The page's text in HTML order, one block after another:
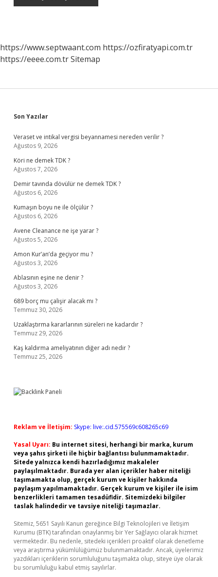
https://www.septwaant.com https://ozfiratyapi.com.tr
https://eeee.com.trSitemap
Sidebar
Son Yazılar
Veraset ve intikal vergisi beyannamesi nereden verilir ?
Ağustos 9, 2026
Köri ne demek TDK ?
Ağustos 7, 2026
Demir tavında dövülür ne demek TDK ?
Ağustos 6, 2026
Kumaşın boyu ne ile ölçülür ?
Ağustos 6, 2026
Avene Cleanance ne işe yarar ?
Ağustos 5, 2026
Amon Kur’an’da geçiyor mu ?
Ağustos 3, 2026
Ablasının eşine ne denir ?
Ağustos 3, 2026
689 borç mu çalişir alacak mı ?
Temmuz 30, 2026
Uzaklaştırma kararlarının süreleri ne kadardır ?
Temmuz 29, 2026
Kaş kaldırma ameliyatının diğer adı nedir ?
Temmuz 25, 2026
Reklam ve İletişim: Skype: live:.cid.575569c608265c69
Yasal Uyarı: Bu internet sitesi, herhangi bir marka, kurum
veya şahıs şirketi ile hiçbir bağlantısı bulunmamaktadır.
Sitede yalnızca kendi hazırladığımız makaleler
paylaşılmaktadır. Burada yer alan içerikler haber niteliği
taşımamakta olup, gerçek kurum ve kişiler hakkında
paylaşım yapılmamaktadır. Gerçek kurum ve kişiler ile isim
benzerlikleri tamamen tesadüfidir. Sitemizdeki bilgiler
taslak halindedir ve tavsiye niteliği taşımazlar.
Sitemiz, 5651 Sayılı Kanun gereğince Bilgi Teknolojileri ve İletişim
Kurumu (BTK) tarafından onaylanmış bir Yer Sağlayıcı olarak hizmet
vermektedir. Bu nedenle, sitedeki içerikleri proaktif olarak denetleme
veya araştırma yükümlülüğümüz bulunmamaktadır. Ancak, üyelerimiz
yazdıkları içeriklerin sorumluluğunu taşımakta olup, siteye üye olarak
bu sorumluluğu kabul etmiş sayılırlar.